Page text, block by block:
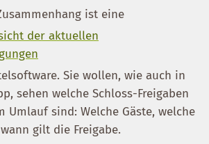
ist eine
der aktuellen
Sie wollen, wie auch in
sehen welche Schloss-Freigaben
Umlauf sind: Welche Gäste, welche
gilt die Freigabe.